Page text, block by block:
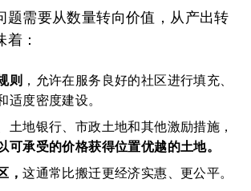
题需要从数量转向价值，从产出转
：
则 ，允许在服务良好的社区进行填充、
适度密度建设。
土地银行、市政土地和其他激励措施，
可承受的价格获得位置优越的土地。
，这通常比搬迁更经济实惠、更公平。